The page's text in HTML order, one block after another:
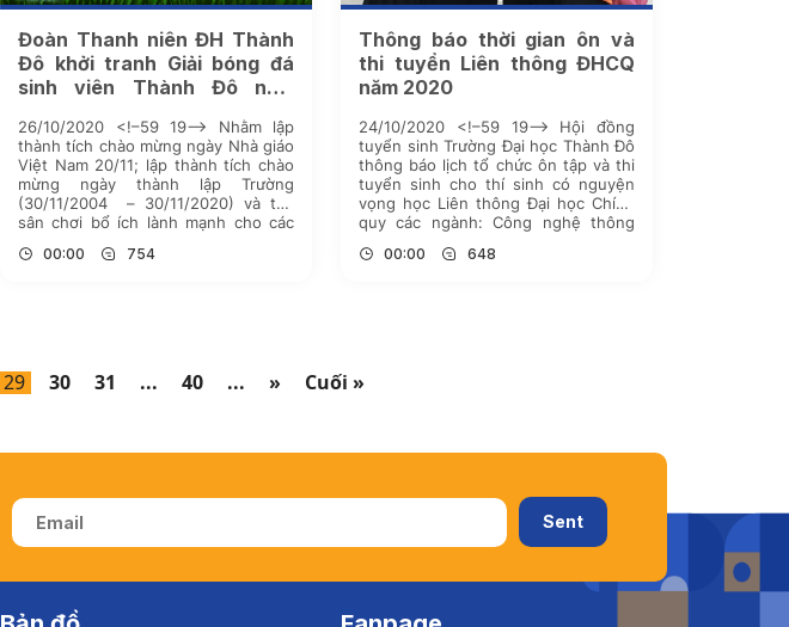
Đoàn Thanh niên ĐH Thành
Đô khởi tranh Giải bóng đá
sinh viên Thành Đô năm
26/10/2020 <!–59 19–> Nhằm lập
thành tích chào mừng ngày Nhà giáo
Việt Nam 20/11; lập thành tích chào
mừng ngày thành lập Trường
(30/11/2004 – 30/11/2020) và tạo
sân chơi bổ ích lành mạnh cho các
Đại học Thành Đô tổ chức giải bóng
00:00 754
Thông báo thời gian ôn và
thi tuyển Liên thông ĐHCQ
năm 2020
24/10/2020 <!–59 19–> Hội đồng
tuyển sinh Trường Đại học Thành Đô
thông báo lịch tổ chức ôn tập và thi
tuyển sinh cho thí sinh có nguyện
vọng học Liên thông Đại học Chính
quy các ngành: Công nghệ thông
nghệ kỹ thuật Điện–Điện tử; Kế toán;
00:00 648
29 30 31 ... 40 ... » Cuối »